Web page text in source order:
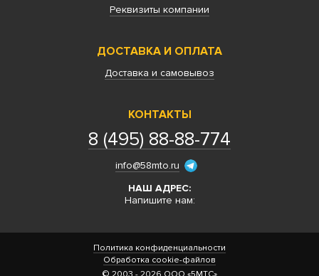
Реквизиты компании
ДОСТАВКА И ОПЛАТА
Доставка и самовывоз
КОНТАКТЫ
8 (495) 88-88-774
info@58mto.ru
НАШ АДРЕС:
Напишите нам:
Политика конфиденциальности
Обработка cookie-файлов